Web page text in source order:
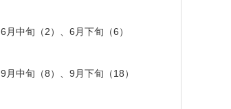
6月中旬（2） 、 6月下旬（6）
9月中旬（8） 、 9月下旬（18）